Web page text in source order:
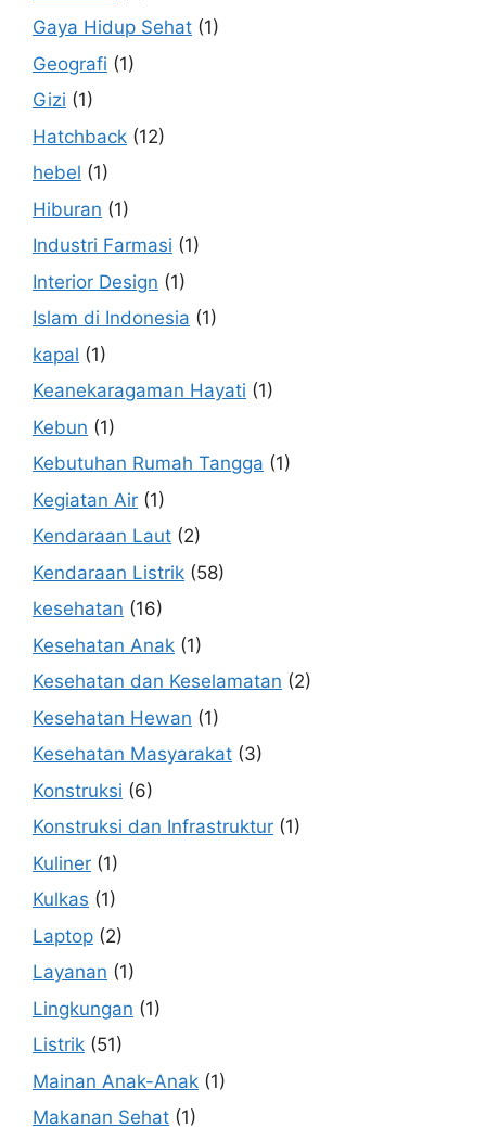
Gaya Hidup Sehat (1)
Geografi (1)
Gizi (1)
Hatchback (12)
hebel (1)
Hiburan (1)
Industri Farmasi (1)
Interior Design (1)
Islam di Indonesia (1)
kapal (1)
Keanekaragaman Hayati (1)
Kebun (1)
Kebutuhan Rumah Tangga (1)
Kegiatan Air (1)
Kendaraan Laut (2)
Kendaraan Listrik (58)
kesehatan (16)
Kesehatan Anak (1)
Kesehatan dan Keselamatan (2)
Kesehatan Hewan (1)
Kesehatan Masyarakat (3)
Konstruksi (6)
Konstruksi dan Infrastruktur (1)
Kuliner (1)
Kulkas (1)
Laptop (2)
Layanan (1)
Lingkungan (1)
Listrik (51)
Mainan Anak-Anak (1)
Makanan Sehat (1)